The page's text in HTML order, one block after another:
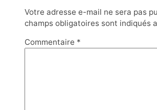
Votre adresse e-mail ne sera pas
champs obligatoires sont indiqués
Commentaire *